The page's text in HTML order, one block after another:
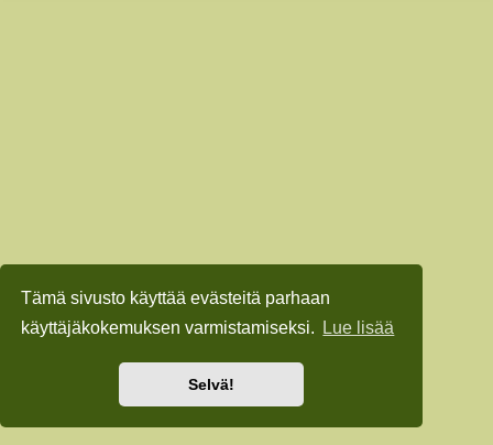
Tämä sivusto käyttää evästeitä parhaan
käyttäjäkokemuksen varmistamiseksi.
Lue lisää
Selvä!